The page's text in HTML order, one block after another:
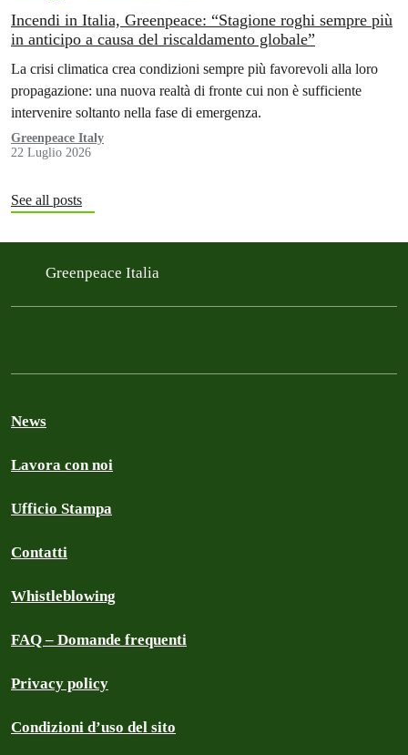
Incendi in Italia, Greenpeace: “Stagione roghi sempre più
in anticipo a causa del riscaldamento globale”
La crisi climatica crea condizioni sempre più favorevoli alla loro
propagazione: una nuova realtà di fronte cui non è sufficiente
intervenire soltanto nella fase di emergenza.
Greenpeace Italy
22 Luglio 2026
See all posts
Greenpeace Italia
News
Lavora con noi
Ufficio Stampa
Contatti
Whistleblowing
FAQ – Domande frequenti
Privacy policy
Condizioni d’uso del sito